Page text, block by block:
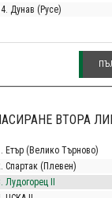
Дунав (Русе)
ВТОРА
Етър (Велико Търново)
Спартак (Плевен)
Лудогорец II